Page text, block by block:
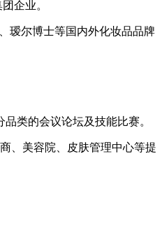
企业。
瑷尔博士等国内外化妆品品牌
类的会议论坛及技能比赛。
、美容院、皮肤管理中心等提